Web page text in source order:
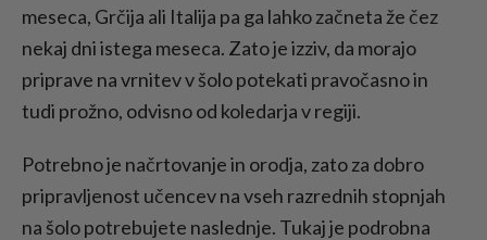
meseca, Grčija ali Italija pa ga lahko začneta že čez
nekaj dni istega meseca. Zato je izziv, da morajo
priprave na vrnitev v šolo potekati pravočasno in
tudi prožno, odvisno od koledarja v regiji.
Potrebno je načrtovanje in orodja, zato za dobro
pripravljenost učencev na vseh razrednih stopnjah
na šolo potrebujete naslednje. Tukaj je podrobna